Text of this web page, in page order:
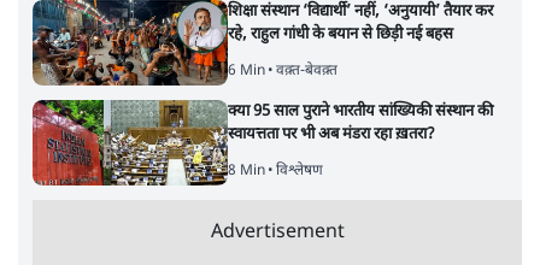
शिक्षा संस्थान ‘विद्यार्थी’ नहीं, ‘अनुयायी’ तैयार कर
रहे, राहुल गांधी के बयान से छिड़ी नई बहस
6 Min• वक़्त-बेवक़्त
क्या 95 साल पुराने भारतीय सांख्यिकी संस्थान की
स्वायत्तता पर भी अब मंडरा रहा ख़तरा?
8 Min• विश्लेषण
Advertisement